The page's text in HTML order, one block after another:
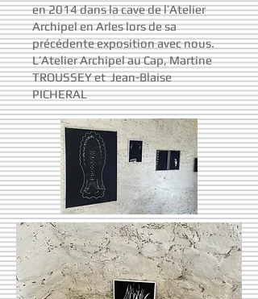
en 2014 dans la cave de l’Atelier
Archipel en Arles lors de sa
précédente exposition avec nous.
L’Atelier Archipel au Cap,Martine
TROUSSEY etJean-Blaise
PICHERAL